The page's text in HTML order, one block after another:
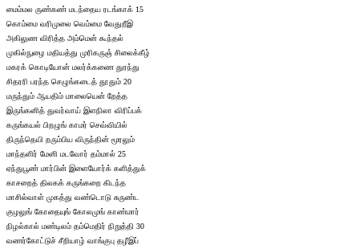
மைம்மல ருண்கண் மடந்தைய ரடங்காக் 15
கொம்மை வரிமுலை வெம்மை வேதுறீஇ
அகிலுண விரித்த அம்மென் கூந்தல்
முகில்நுழை மதியத்து முரிகருஞ் சிலைக்கீழ்
மகரக் கொடியோன் மலர்க்கணை துரந்து
சிதரரி பரந்த செழுங்கடைத் தூதும் 20
மருந்தும் ஆயதிம் மாலையென் றேத்த
இருங்கனித் துவர்வாய் இளநிலா விரிப்பக்
கருங்கயல் பிறழுங் காமர் செவ்வியில்
திருந்தெயி றரும்பிய விருந்தின் மூரலும்
மாந்தளிர் மேனி மடவோர் தம்மால் 25
ஏந்துபூண் மார்பின் இளையோர்க் களித்துக்
காசறைத் திலகக் கருங்கறை கிடந்த
மாசில்வாள் முகத்து வண்டொடு சுருண்ட
குழலுங் கோதையுங் கோலமுங் காண்மார்
நிழல்கால் மண்டிலம் தம்மெதிர் நிறுத்தி 30
வணர்கோட்டுச் சீறியாழ் வாங்குபு தழீஇப்